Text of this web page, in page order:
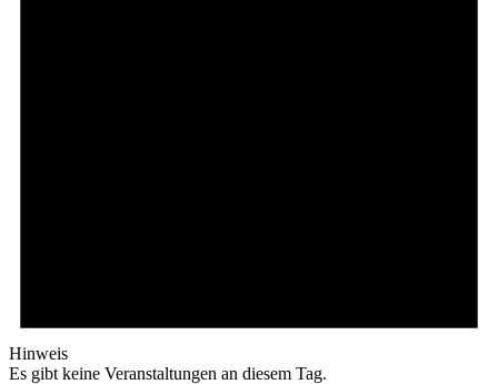
Hinweis
Es gibt keine Veranstaltungen an diesem Tag.